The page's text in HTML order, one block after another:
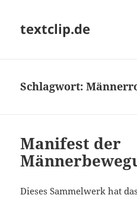
textclip.de
Schlagwort:
Manifest der
Dieses Sammelwerk hat